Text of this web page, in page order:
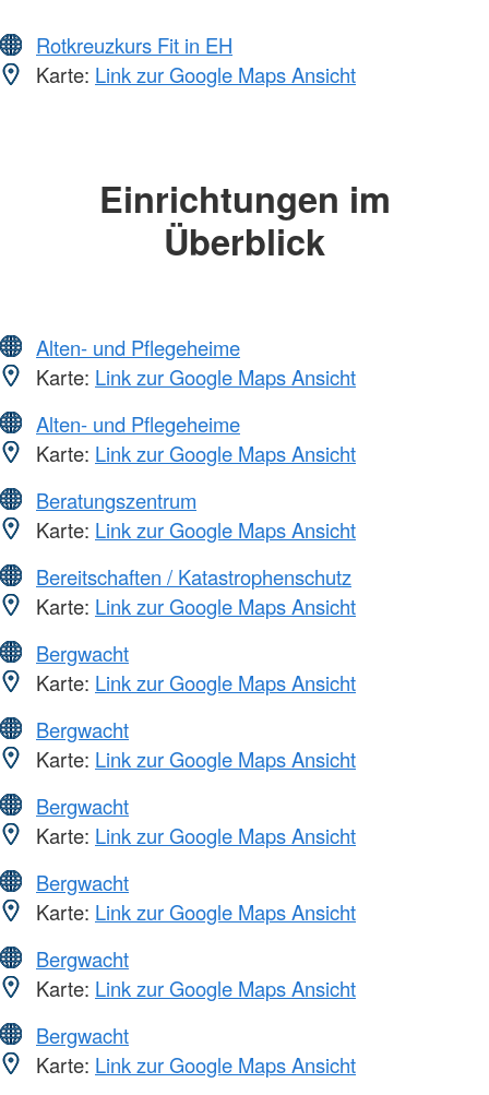
Rotkreuzkurs Fit in EH
Karte: Link zur Google Maps Ansicht
Einrichtungen im
Überblick
Alten- und Pflegeheime
Karte: Link zur Google Maps Ansicht
Alten- und Pflegeheime
Karte: Link zur Google Maps Ansicht
Beratungszentrum
Karte: Link zur Google Maps Ansicht
Bereitschaften / Katastrophenschutz
Karte: Link zur Google Maps Ansicht
Bergwacht
Karte: Link zur Google Maps Ansicht
Bergwacht
Karte: Link zur Google Maps Ansicht
Bergwacht
Karte: Link zur Google Maps Ansicht
Bergwacht
Karte: Link zur Google Maps Ansicht
Bergwacht
Karte: Link zur Google Maps Ansicht
Bergwacht
Karte: Link zur Google Maps Ansicht